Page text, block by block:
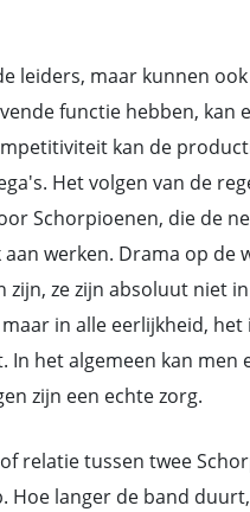
leiders, maar kunnen
functie hebben,
kan de
Het volgen van de
Schorpioenen, die de
werken. Drama op de
ze zijn absoluut niet
in alle eerlijkheid, het
het algemeen kan
zijn een echte zorg.
relatie tussen twee
Hoe langer de band